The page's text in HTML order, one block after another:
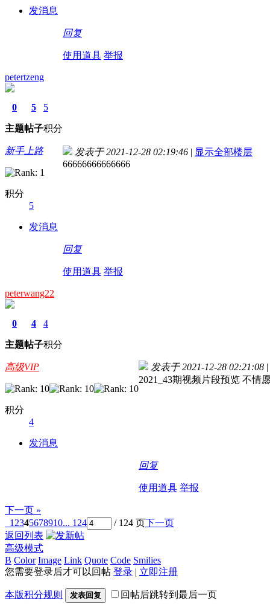
发消息
回复
使用道具 举报
petertzeng
0
主题
5
帖子
5
积分
新手上路
积分
5
发消息
发表于 2021-12-28 02:19:46 | 显示全部楼层
66666666666666
回复
使用道具 举报
peterwang22
0
主题
4
帖子
4
积分
高级VIP
积分
4
发消息
发表于 2021-12-28 02:21:08 |
2021_43期视频片段预览 不情
回复
使用道具 举报
下一页 »
1 2345678910... 124 / 124 页下一页
返回列表
高级模式
B Color Image Link Quote Code Smilies
您需要登录后才可以回帖 登录 | 立即注册
本版积分规则 发表回复 回帖后跳转到最后一页